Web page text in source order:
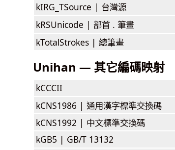
kIRG_TSource | 台灣源
kRSUnicode | 部首 . 筆畫
kTotalStrokes | 總筆畫
Unihan — 其它編碼映射
kCCCII
kCNS1986 | 通用漢字標準交換碼
kCNS1992 | 中文標準交換碼
kGB5 | GB/T 13132